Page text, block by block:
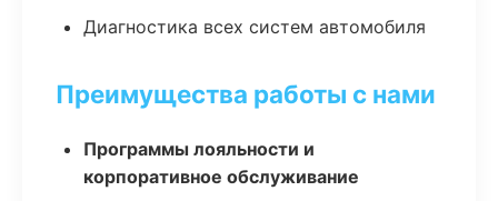
Диагностика всех систем автомобиля
Преимущества работы с нами
Программы лояльности и
корпоративное обслуживание